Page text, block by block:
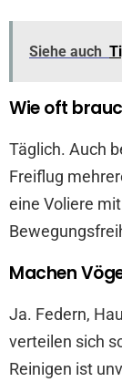
Siehe auch
Wie oft
Täglich. Auch
Freiflug
eine Voliere
Machen
Ja. Federn,
verteilen sich
Reinigen ist